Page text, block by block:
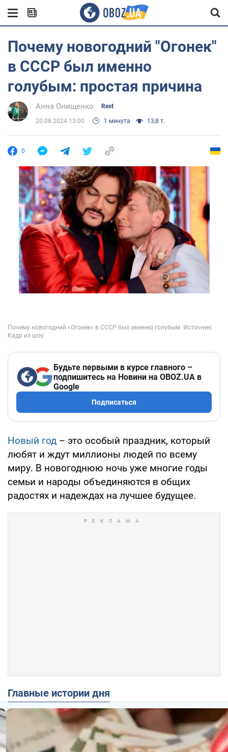
Почему новогодний "Огонек"
в СССР был именно
голубым: простая причина
Анна Онищенко Rest
20.08.2024 13:00 1 минута 13,8 т.
0
Будьте первыми в курсе главного –
подпишитесь на Новини на OBOZ.UA в
Google
Подписаться
Новый год – это особый праздник, который
любят и ждут миллионы людей по всему
миру. В новогоднюю ночь уже многие годы
семьи и народы объединяются в общих
радостях и надеждах на лучшее будущее.
Главные истории дня